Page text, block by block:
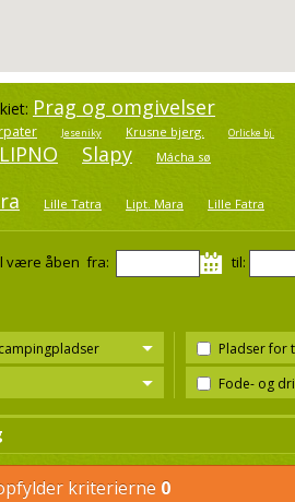
Prag og omgivelser
Jeseniky Krusne bjerg. Orlicke bj.
LIPNO Slapy Mácha sø
Lille Tatra Lipt. Mara Lille Fatra
være åben fra: til:
Pladser for
Fode- og
kriterierne 0